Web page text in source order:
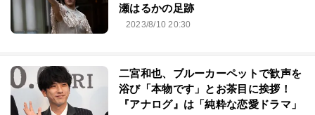
瀬はるかの足跡
2023/8/10 20:30
二宮和也、ブルーカーペットで歓声を
浴び「本物です」とお茶目に挨拶！
『アナログ』は「純粋な恋愛ドラマ」